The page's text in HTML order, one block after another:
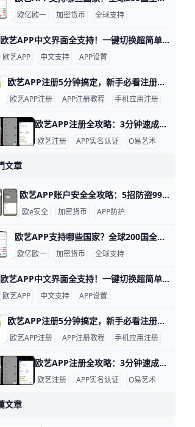
欧亿欧一 加密货币 全球支持
欧艺APP中文界面全支持！一键切换超简单 欧艺APP完全支持中文界面，这让很多用户用起来很方便。根据官方指南和用户反馈，APP内有简体中文和繁体中文选项，能覆盖大部分交易和设置页面。例如，进入“我的”页面后，你会看到“语言”或“Language”按钮，一键切换后界面马上变成中文。
欧艺APP 中文支持 APP设置
欧艺APP注册5分钟搞定，新手必看注册全流程 欧艺APP注册其实非常简单，只要跟着几个关键步骤，基本能在几分钟内完成。对新手来说，最重要的是选对下载渠道、正确填写基本信息，并尽快开启安全保护功能。这样不仅能快速拿到账户，还能让登录和使用过程更安心。
欧艺APP注册 APP注册教程 手机应用注册
欧艺APP注册全攻略：3分钟速成新手必备！ 欧艺APP注册过程简单快速，通常只需几分钟就能完成。基本需要手机号或邮箱地址作为账号，比如用你的常用手机号“138XXXXXXX”或“”来注册，还得设置一个强密码，包含大小写字母、数字和符号，例如“Abc123!@#”。这些信息能帮你快速创建账户并接收验证码验证。
欧艺注册 APP实名认证 O易艺术
文章
欧艺APP账户安全全攻略：5招防盗99%风险！ 使用欧艺APP时，账户安全非常重要。欧艺APP（也叫OK交易所鸥易）是热门的加密货币交易平台，每天有数百万用户登录交易。根据官方数据，开启安全设置的用户，账户被盗风险可降低90%以上。 比如，如果你忘记设置双重验证，坏人可能用猜到的密码直接登录，但设置后他们就进不去了。​
欧e安全 加密货币 APP防护
欧艺APP支持哪些国家？全球200国全解析！ 欧艺APP（也就是O易Oyi的交易应用）支持全球近200个国家和地区使用，但有些地方因为监管规则有限制。 比如亚洲的用户在越南、菲律宾、泰国、新加坡、中国香港、台湾、韩国和日本这些地方都能正常下载、注册和交易。 欧洲用户如英国、法国、西班牙、荷兰和俄罗斯也能轻松使用，支持法币充值和多种加密货币买卖。
欧亿欧一 加密货币 全球支持
欧艺APP中文界面全支持！一键切换超简单 欧艺APP完全支持中文界面，这让很多用户用起来很方便。根据官方指南和用户反馈，APP内有简体中文和繁体中文选项，能覆盖大部分交易和设置页面。例如，进入“我的”页面后，你会看到“语言”或“Language”按钮，一键切换后界面马上变成中文。
欧艺APP 中文支持 APP设置
欧艺APP注册5分钟搞定，新手必看注册全流程 欧艺APP注册其实非常简单，只要跟着几个关键步骤，基本能在几分钟内完成。对新手来说，最重要的是选对下载渠道、正确填写基本信息，并尽快开启安全保护功能。这样不仅能快速拿到账户，还能让登录和使用过程更安心。
欧艺APP注册 APP注册教程 手机应用注册
欧艺APP注册全攻略：3分钟速成新手必备！ 欧艺APP注册过程简单快速，通常只需几分钟就能完成。基本需要手机号或邮箱地址作为账号，比如用你的常用手机号“138XXXXXXX”或“”来注册，还得设置一个强密码，包含大小写字母、数字和符号，例如“Abc123!@#”。这些信息能帮你快速创建账户并接收验证码验证。
欧艺注册 APP实名认证 O易艺术
文章